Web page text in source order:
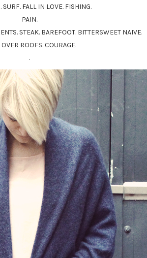
SURF. FALL IN LOVE. FISHING.
PAIN.
STEAK. BAREFOOT. BITTERSWEET NAIVE.
ROOFS. COURAGE.
.